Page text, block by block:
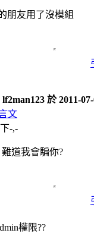
朋友用了沒模組
於 2011-
-,-
道我會騙你?
權限??